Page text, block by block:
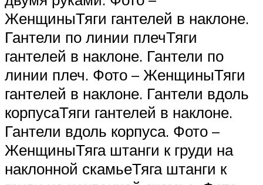
ЖенщиныТяги гантелей в наклоне.
Гантели по линии плечТяги
гантелей в наклоне. Гантели по
линии плеч. Фото – ЖенщиныТяги
гантелей в наклоне. Гантели вдоль
корпусаТяги гантелей в наклоне.
Гантели вдоль корпуса. Фото –
ЖенщиныТяга штанги к груди на
наклонной скамьеТяга штанги к